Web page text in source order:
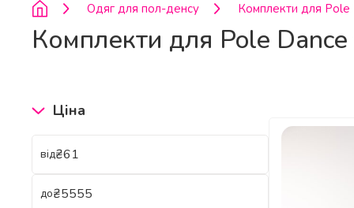
Одяг для пол-денсу Комплекти для Pole
Комплекти для Pole Dance
Ціна
від₴
до₴